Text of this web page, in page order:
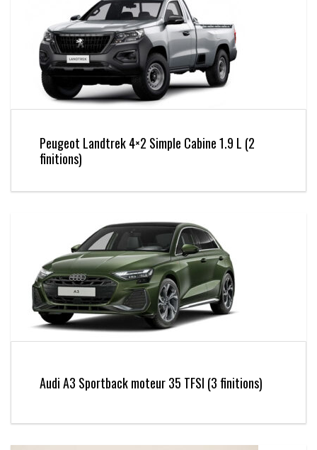
Peugeot Landtrek 4×2 Simple Cabine 1.9 L (2
finitions)
Audi A3 Sportback moteur 35 TFSI (3 finitions)